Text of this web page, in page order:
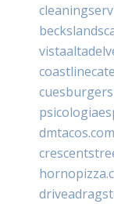
dmtacos.com